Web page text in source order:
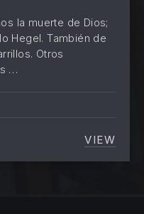
la muerte de Dios;
Hegel. También de
Otros
…
VIEWCOMO